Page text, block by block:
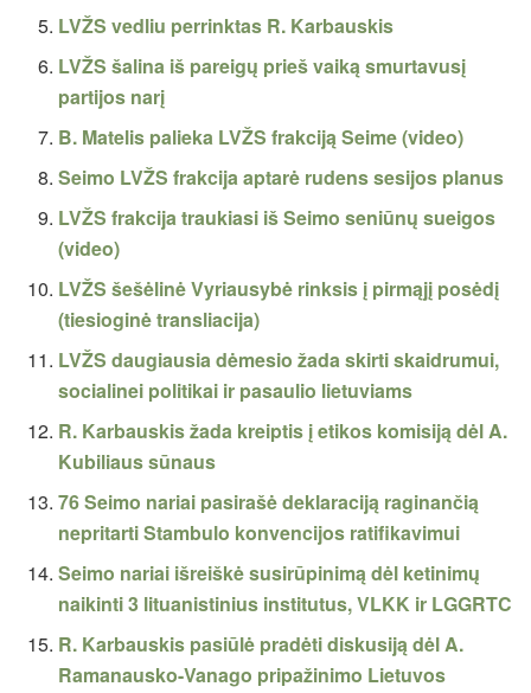
LVŽS vedliu perrinktas R. Karbauskis
LVŽS šalina iš pareigų prieš vaiką smurtavusį
partijos narį
B. Matelis palieka LVŽS frakciją Seime (video)
Seimo LVŽS frakcija aptarė rudens sesijos planus
LVŽS frakcija traukiasi iš Seimo seniūnų sueigos
(video)
LVŽS šešėlinė Vyriausybė rinksis į pirmąjį posėdį
(tiesioginė transliacija)
LVŽS daugiausia dėmesio žada skirti skaidrumui,
socialinei politikai ir pasaulio lietuviams
R. Karbauskis žada kreiptis į etikos komisiją dėl A.
Kubiliaus sūnaus
76 Seimo nariai pasirašė deklaraciją raginančią
nepritarti Stambulo konvencijos ratifikavimui
Seimo nariai išreiškė susirūpinimą dėl ketinimų
naikinti 3 lituanistinius institutus, VLKK ir LGGRTC
R. Karbauskis pasiūlė pradėti diskusiją dėl A.
Ramanausko-Vanago pripažinimo Lietuvos